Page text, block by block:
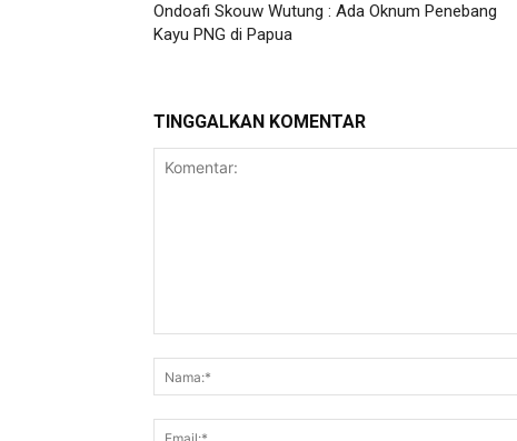
Ondoafi Skouw Wutung : Ada Oknum Penebang
Kayu PNG di Papua
TINGGALKAN KOMENTAR